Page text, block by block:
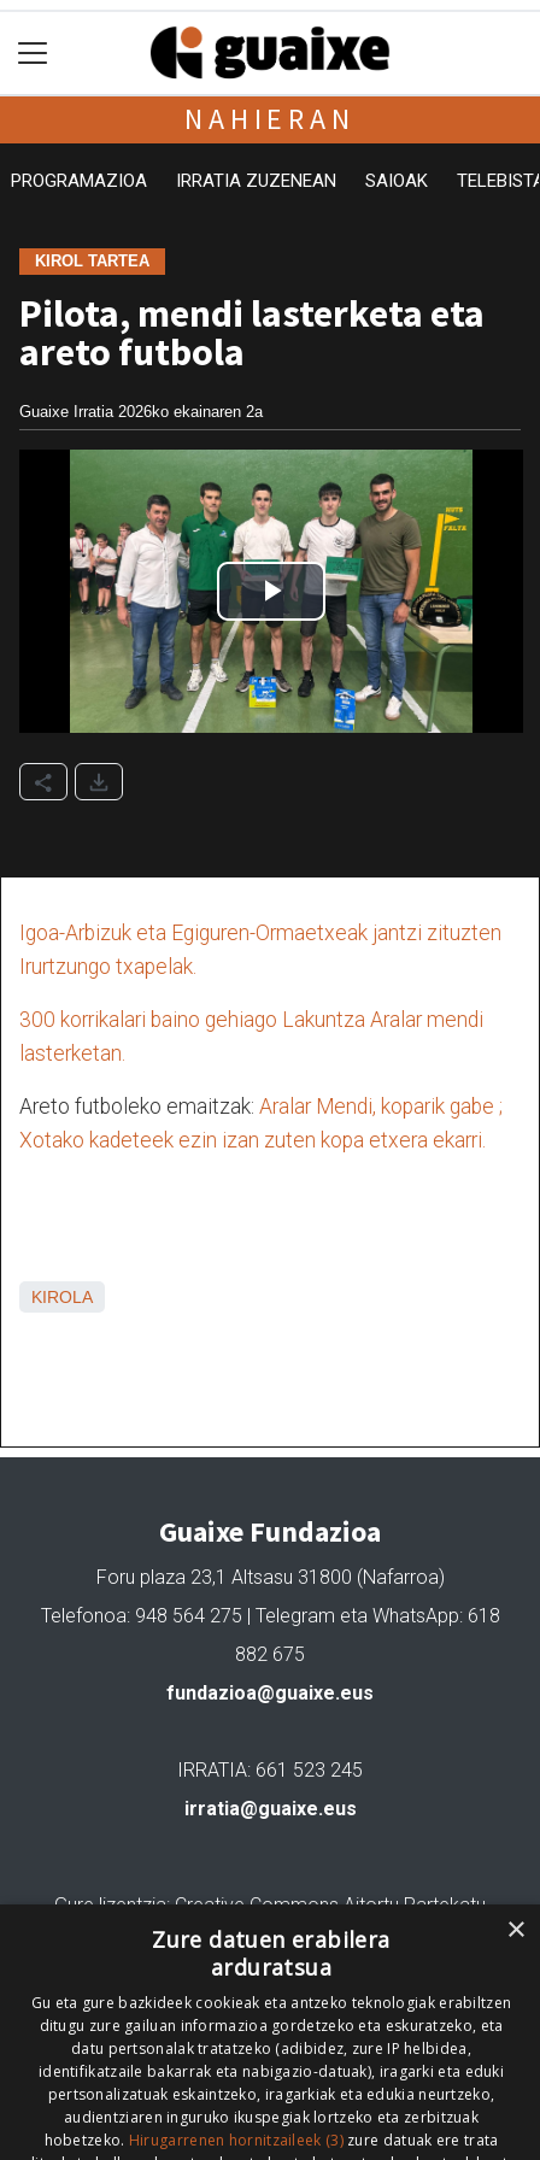
NAHIERAN
PROGRAMAZIOA IRRATIA ZUZENEAN SAIOAK
KIROL TARTEA
Pilota, mendi lasterketa eta
areto futbola
Guaixe Irratia 2026ko ekainaren 2a
Igoa-Arbizuk eta Egiguren-Ormaetxeak jantzi zituzten
Irurtzungo txapelak.
300 korrikalari baino gehiago Lakuntza Aralar mendi
lasterketan.
Areto futboleko emaitzak: Aralar Mendi, koparik gabe ;
Xotako kadeteek ezin izan zuten kopa etxera ekarri.
KIROLA
Guaixe Fundazioa
Foru plaza 23,1 Altsasu 31800 (Nafarroa)
Telefonoa: 948 564 275 | Telegram eta WhatsApp: 618
882 675
fundazioa@guaixe.eus
IRRATIA: 661 523 245
irratia@guaixe.eus
Gure lizentzia: Creative Commons Aitortu Partekatu
Codesyntaxek garatua
HONI BURUZ LEGE OHARRA PUBLIZITATEA
ARAUAK HARREMANETARAKO RSS
×
Zure datuen erabilera
arduratsua
Gu eta gure bazkideek cookieak eta antzeko teknologiak erabiltzen
ditugu zure gailuan informazioa gordetzeko eta eskuratzeko, eta
datu pertsonalak tratatzeko (adibidez, zure IP helbidea,
identifikatzaile bakarrak eta nabigazio-datuak), iragarki eta eduki
pertsonalizatuak eskaintzeko, iragarkiak eta edukia neurtzeko,
audientziaren inguruko ikuspegiak lortzeko eta zerbitzuak
hobetzeko. Hirugarrenen hornitzaileek (3)zure datuak ere trata